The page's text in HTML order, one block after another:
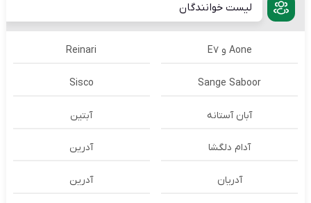
لیست خوانندگان
Aone و E7 Reinari
Sange Saboor
Sisco
آبان آستانه آبتین
آدام دلگشا آدرين
آدریان آدرین